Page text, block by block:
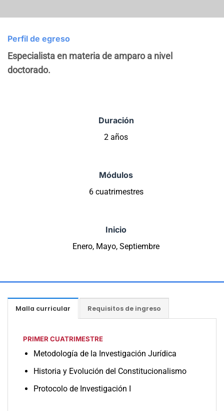
Perfil de egreso
Especialista en materia de amparo a nivel
doctorado.
Duración
2 años
Módulos
6 cuatrimestres
Inicio
Enero, Mayo, Septiembre
Malla curricular Requisitos de ingreso
PRIMER CUATRIMESTRE
Metodología de la Investigación Jurídica
Historia y Evolución del Constitucionalismo
Protocolo de Investigación I